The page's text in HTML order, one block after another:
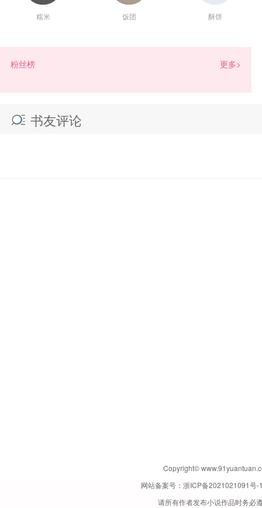
糯米 饭团 酥饼
赠言：
粉丝榜 更多>
书友评论
Copyright©
网站备案号： 浙ICP备2021021091号-
请所有作者发布小说作品时务必